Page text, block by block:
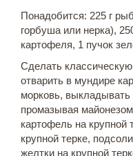
Понадобится: 225 г
горбуша или нерка),
картофеля, 1 пучок
Сделать
отварить в мундире
морковь,
промазывая
картофель на крупной
крупной терке,
желтки на крупной